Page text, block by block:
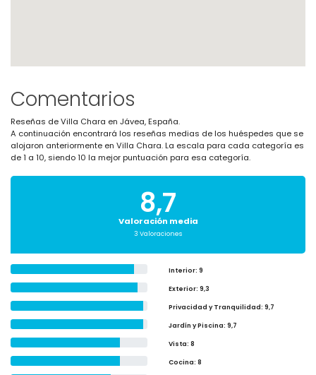
Comentarios
Reseñas de Villa Chara en Jávea, España.
A continuación encontrará los reseñas medias de los huéspedes que se
alojaron anteriormente en Villa Chara. La escala para cada categoría es
de 1 a 10, siendo 10 la mejor puntuación para esa categoría.
8,7
Valoración media
3 Valoraciones
Interior: 9
Exterior: 9,3
Privacidad y Tranquilidad: 9,7
Jardín y Piscina: 9,7
Vista: 8
Cocina: 8